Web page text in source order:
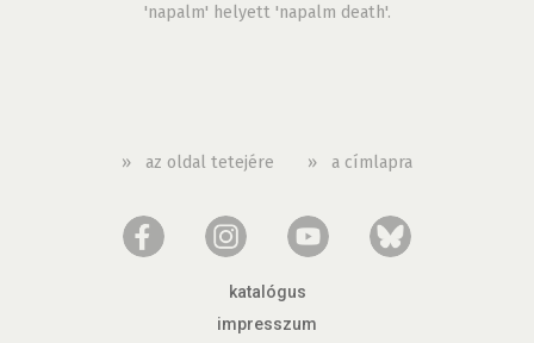
'napalm' helyett 'napalm death'.
» az oldal tetejére » a címlapra
katalógus
impresszum